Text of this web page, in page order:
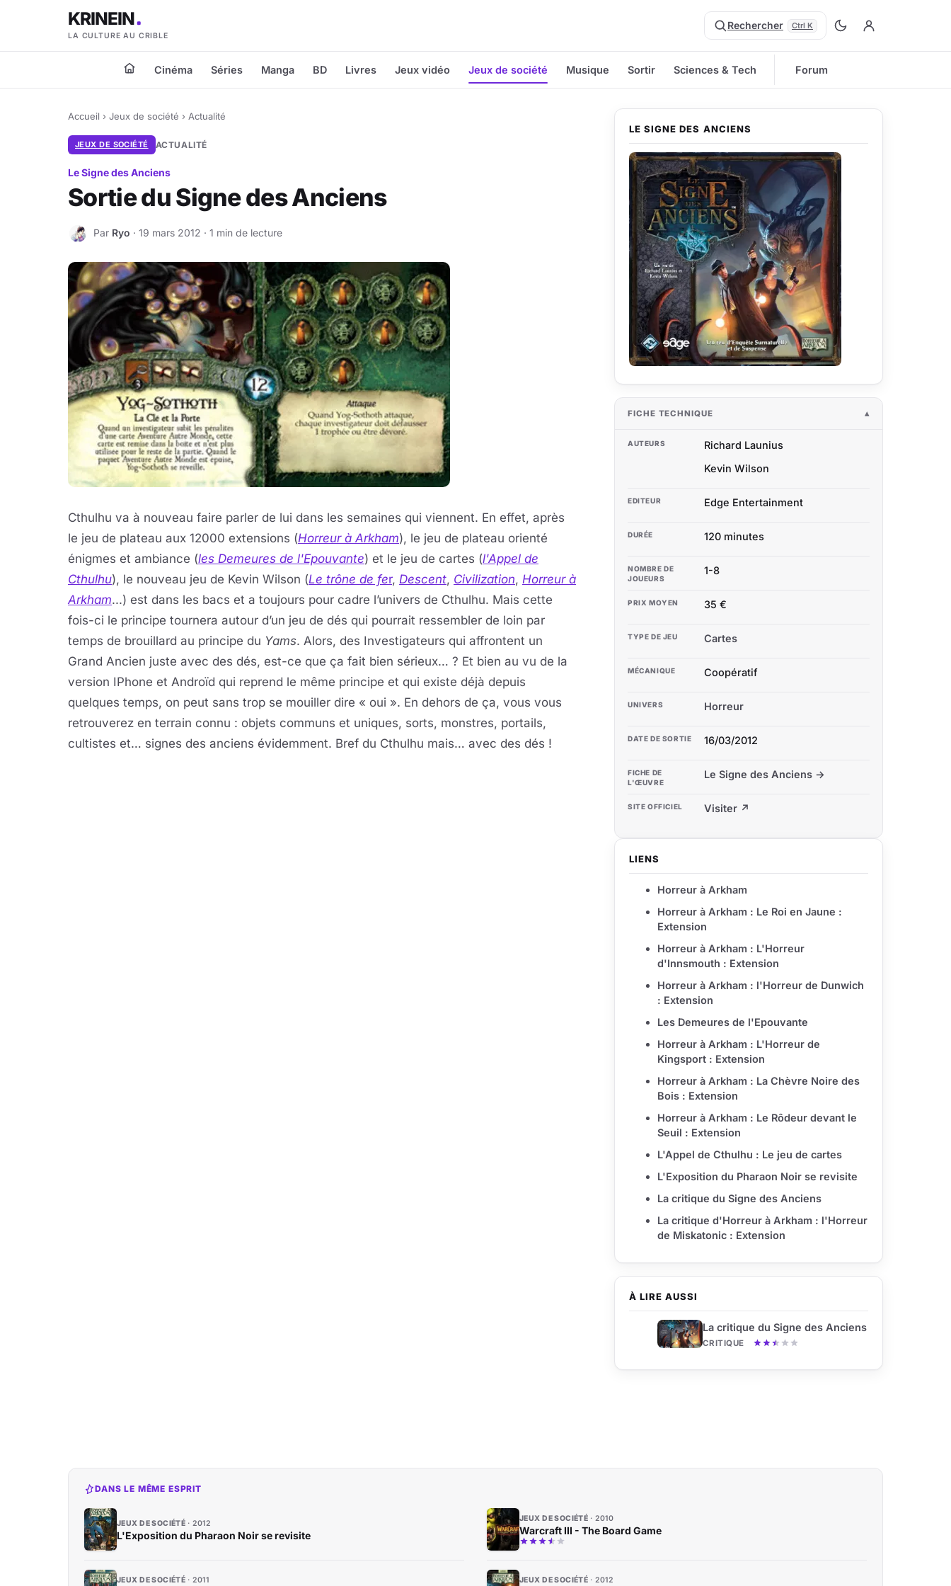
KRINEIN
LA CULTURE AU CRIBLE
Rechercher Ctrl K
Cinéma Séries Manga BD Livres Jeux vidéo Jeux de société Musique Sortir Sciences & Tech Forum
Accueil › Jeux de société › Actualité
JEUX DE SOCIÉTÉ ACTUALITÉ
Le Signe des Anciens
Sortie du Signe des Anciens
R Par Ryo · 19 mars 2012 · 1 min de lecture
Cthulhu va à nouveau faire parler de lui dans les semaines qui viennent. En effet, après
le jeu de plateau aux 12000 extensions (Horreur à Arkham), le jeu de plateau orienté
énigmes et ambiance (les Demeures de l'Epouvante) et le jeu de cartes (l'Appel de
Cthulhu), le nouveau jeu de Kevin Wilson (Le trône de fer, Descent, Civilization, Horreur à
Arkham...) est dans les bacs et a toujours pour cadre l’univers de Cthulhu. Mais cette
fois-ci le principe tournera autour d’un jeu de dés qui pourrait ressembler de loin par
temps de brouillard au principe du Yams. Alors, des Investigateurs qui affrontent un
Grand Ancien juste avec des dés, est-ce que ça fait bien sérieux… ? Et bien au vu de la
version IPhone et Androïd qui reprend le même principe et qui existe déjà depuis
quelques temps, on peut sans trop se mouiller dire « oui ». En dehors de ça, vous vous
retrouverez en terrain connu : objets communs et uniques, sorts, monstres, portails,
cultistes et… signes des anciens évidemment. Bref du Cthulhu mais… avec des dés !
À LIRE AUSSI
La critique du Signe des Anciens
CRITIQUE
LE SIGNE DES ANCIENS
FICHE TECHNIQUE
AUTEURS
Richard Launius
Kevin Wilson
EDITEUR Edge Entertainment
DURÉE 120 minutes
NOMBRE DE
JOUEURS
1-8
PRIX MOYEN 35 €
TYPE DE JEU Cartes
MÉCANIQUE Coopératif
UNIVERS Horreur
DATE DE SORTIE 16/03/2012
FICHE DE
L'ŒUVRE
Le Signe des Anciens →
SITE OFFICIEL Visiter ↗
LIENS
Horreur à Arkham
Horreur à Arkham : Le Roi en Jaune :
Extension
Horreur à Arkham : L'Horreur
d'Innsmouth : Extension
Horreur à Arkham : l'Horreur de Dunwich
: Extension
Les Demeures de l'Epouvante
Horreur à Arkham : L'Horreur de
Kingsport : Extension
Horreur à Arkham : La Chèvre Noire des
Bois : Extension
Horreur à Arkham : Le Rôdeur devant le
Seuil : Extension
L'Appel de Cthulhu : Le jeu de cartes
L'Exposition du Pharaon Noir se revisite
La critique du Signe des Anciens
La critique d'Horreur à Arkham : l'Horreur
de Miskatonic : Extension
DANS LE MÊME ESPRIT
JEUX DE SOCIÉTÉ 2012
L'Exposition du Pharaon Noir se revisite
JEUX DE SOCIÉTÉ 2010
Warcraft III - The Board Game
JEUX DE SOCIÉTÉ 2011 JEUX DE SOCIÉTÉ 2012